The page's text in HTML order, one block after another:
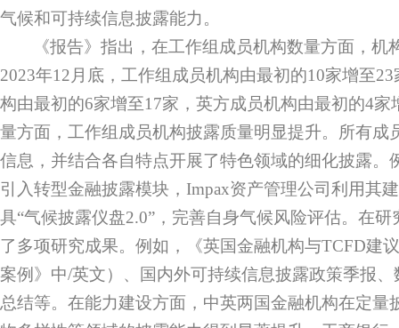
气候和可持续信息披露能力。
《报告》指出，在工作组成员机构数量方面，机
2023年12 月底，工作组成员机构由最初的10家增至23
构由最初的6家增至17家，英方成员机构由最初的4家
量方面，工作组成员机构披露质量明显提升。所有成
信息，并结合各自特点开展了特色领域的细化披露。
引入转型金融披露模块， Impax资产管理公司利用其
具“气候披露仪盘2.0”，完善自身气候风险评估。在
了多项研究成果。例如，《英国金融机构与TCFD建
案例》中/英文）、国内外可持续信息披露政策季报
总结等。在能力建设方面，中英两国金融机构在定量